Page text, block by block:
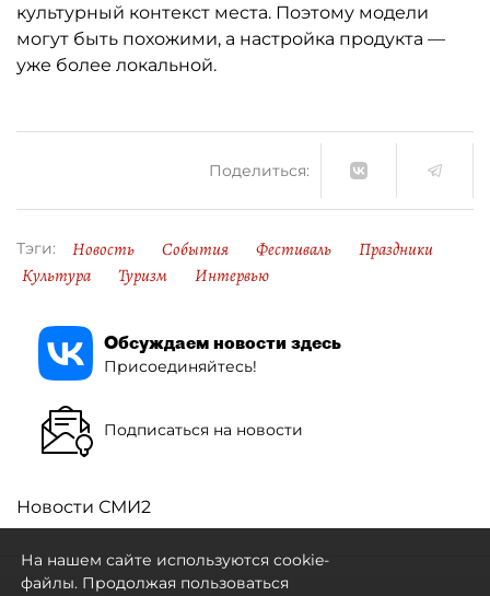
культурный контекст места. Поэтому модели
могут быть похожими, а настройка продукта —
уже более локальной.
Поделиться:
Тэги: Новость События Фестиваль
Праздники
Культура
Туризм Интервью
Обсуждаем новости здесь
Присоединяйтесь!
Подписаться на новости
Новости СМИ2
На нашем сайте используются cookie-
файлы. Продолжая пользоваться